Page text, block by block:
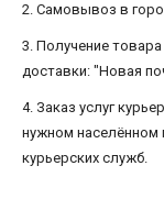
2. Самовывоз в
3. Получение
доставки: "Новая
4. Заказ услуг
нужном населённом
курьерских служб.